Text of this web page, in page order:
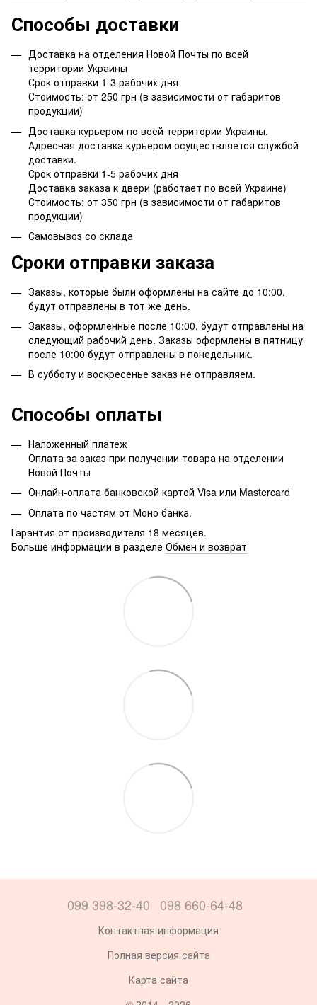
Способы доставки
Доставка на отделения Новой Почты по всей
территории Украины
Срок отправки 1-3 рабочих дня
Стоимость: от 250 грн (в зависимости от габаритов
продукции)
Доставка курьером по всей территории Украины.
Адресная доставка курьером осуществляется службой
доставки.
Срок отправки 1-5 рабочих дня
Доставка заказа к двери (работает по всей Украине)
Стоимость: от 350 грн (в зависимости от габаритов
продукции)
Самовывоз со склада
Сроки отправки заказа
Заказы, которые были оформлены на сайте до 10:00,
будут отправлены в тот же день.
Заказы, оформленные после 10:00, будут отправлены на
следующий рабочий день. Заказы оформлены в пятницу
после 10:00 будут отправлены в понедельник.
В субботу и воскресенье заказ не отправляем.
Способы оплаты
Наложенный платеж
Оплата за заказ при получении товара на отделении
Новой Почты
Онлайн-оплата банковской картой Visa или Mastercard
Оплата по частям от Моно банка.
Гарантия от производителя 18 месяцев.
Больше информации в разделе Обмен и возврат
099 398-32-40 098 660-64-48
Контактная информация
Полная версия сайта
Карта сайта